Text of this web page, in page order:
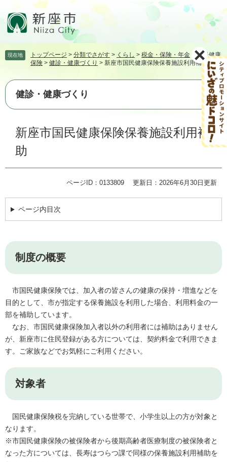
頭
す。
飛
て
本
現在地 トップページ > 分類でさがす > くらし > 税金・保険・年金 >国民健康
保険 > 健診・健康づくり > 新座市国民健康保険保養施設利用補助
健診・健康づくり
新座市国民健康保険保養施設利用補
助
ページID：0133809 更新日：2026年6月30日更新
ページ内目次
制度の概要
市国民健康保険では、加入者の皆さんの健康の保持・増進などを
目的として、市が指定する保養施設を利用した場合、利用料金の一
部を補助しています。
なお、市国民健康保険加入者以外の利用者には補助はありません
が、新座市に住民登録がある方については、契約料金で利用できま
す。ご家族などでお気軽にご利用ください。
対象者
国民健康保険税を完納している世帯で、小学生以上の方が対象と
なります。
※市国民健康保険の被保険者から後期高齢者医療制度の被保険者と
なった方については、長寿はつらつ課で同様の保養施設利用補助を